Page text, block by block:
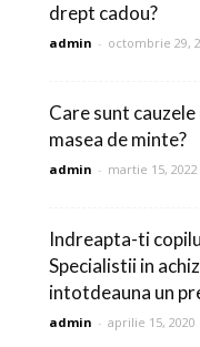
drept cadou?
admin - octombrie 29,
Care sunt
masea de minte?
admin - martie 15, 2022
Indreapta-ti
Specialistii in
intotdeauna un
admin - aprilie 15, 2020